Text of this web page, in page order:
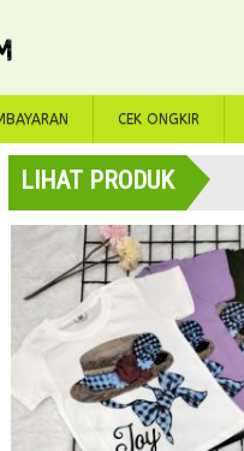
CEK ONGKIR
LIHAT PRODUK